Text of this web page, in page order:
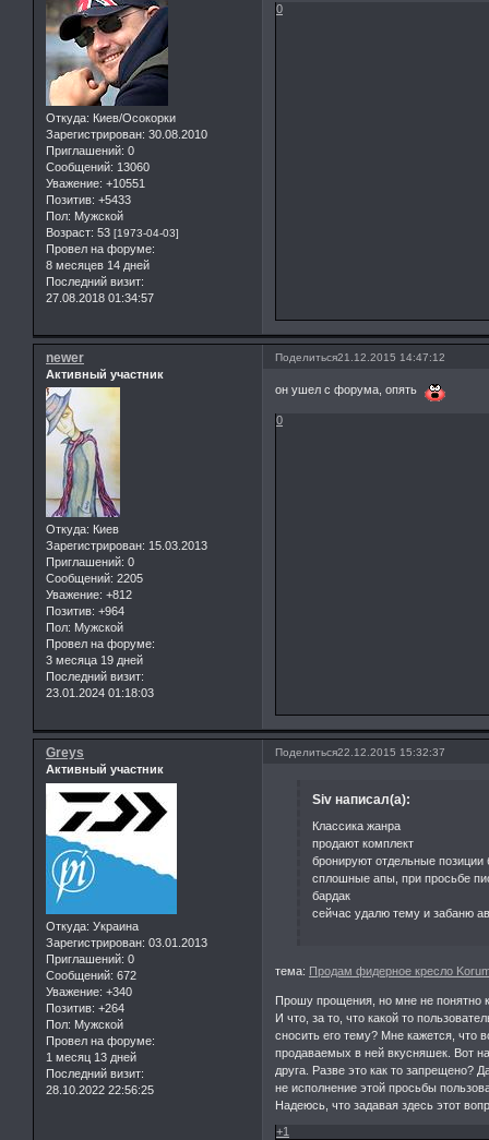
Откуда: Киев/Осокорки
Зарегистрирован: 30.08.2010
Приглашений: 0
Сообщений: 13060
Уважение: +10551
Позитив: +5433
Пол: Мужской
Возраст: 53 [1973-04-03]
Провел на форуме:
8 месяцев 14 дней
Последний визит:
27.08.2018 01:34:57
0
Поделиться21.12.2015 14:47:12
newer
Активный участник
Откуда: Киев
Зарегистрирован: 15.03.2013
Приглашений: 0
Сообщений: 2205
Уважение: +812
Позитив: +964
Пол: Мужской
Провел на форуме:
3 месяца 19 дней
Последний визит:
23.01.2024 01:18:03
он ушел с форума, опять
0
Поделиться22.12.2015 15:32:37
Greys
Активный участник
Откуда: Украина
Зарегистрирован: 03.01.2013
Приглашений: 0
Сообщений: 672
Уважение: +340
Позитив: +264
Пол: Мужской
Провел на форуме:
1 месяц 13 дней
Последний визит:
28.10.2022 22:56:25
Siv написал(а):
Классика жанра
продают комплект
бронируют отдельные
сплошные апы, при просьбе
бардак
сейчас удалю тему и забаню
тема: Продам фидерное кресло
Прошу прощения, но мне не понятно
И что, за то, что какой то
сносить его тему? Мне кажется, что
продаваемых в ней вкусняшек. Вот
друга. Разве это как то запрещено?
не исполнение этой просьбы
Надеюсь, что задавая здесь этот
+1